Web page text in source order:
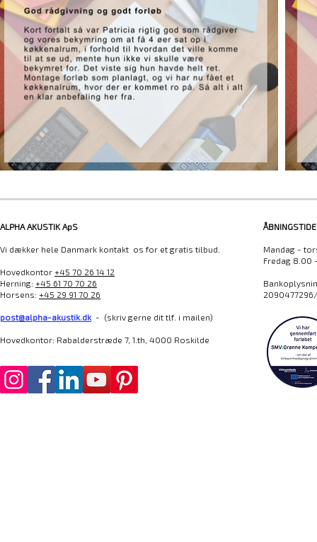
ALPHA AKUSTIK ApS
Vi dækker hele Danmark kontakt os for et gratis tilbud.
Hovedkontor +45 70 26 14 12
Herning: +45 61 70 70 26
Horsens: +45 29 91 70 26
post@alpha-akustik.dk- (skriv gerne dit tlf. i mailen)
Hovedkontor: Rabalderstræde 7, 1.th, 4000 Roskilde
Mandag -
Fredag 8.00